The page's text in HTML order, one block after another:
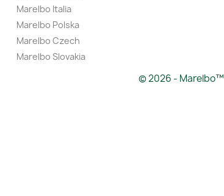
Marelbo Italia
Marelbo Polska
Marelbo Czech
Marelbo Slovakia
© 2026 - Marelbo™